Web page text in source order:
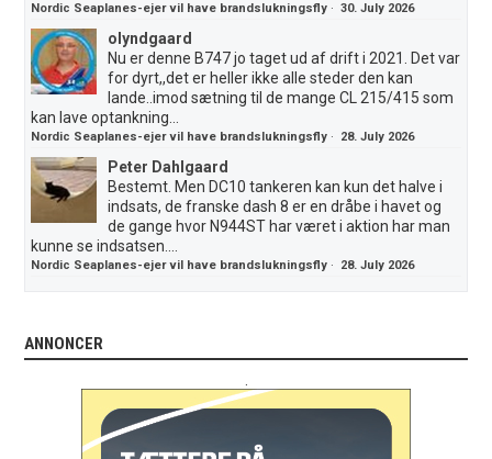
Nordic Seaplanes-ejer vil have brandslukningsfly ·30. July 2026
olyndgaard
Nu er denne B747 jo taget ud af drift i 2021. Det var
for dyrt,,det er heller ikke alle steder den kan
lande..imod sætning til de mange CL 215/415 som
kan lave optankning...
Nordic Seaplanes-ejer vil have brandslukningsfly · 28. July 2026
Peter Dahlgaard
Bestemt. Men DC10 tankeren kan kun det halve i
indsats, de franske dash 8 er en dråbe i havet og
de gange hvor N944ST har været i aktion har man
kunne se indsatsen....
Nordic Seaplanes-ejer vil have brandslukningsfly · 28. July 2026
ANNONCER